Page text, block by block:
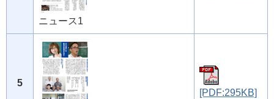
ニュース1
5
[PDF:295KB]